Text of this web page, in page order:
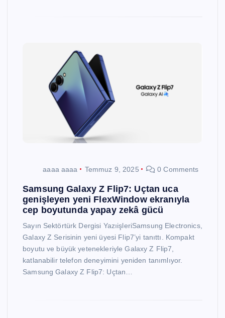
aaaa aaaa Temmuz 9, 2025 0 Comments
Samsung Galaxy Z Flip7: Uçtan uca
genişleyen yeni FlexWindow ekranıyla
cep boyutunda yapay zekâ gücü
Sayın Sektörtürk Dergisi YazıişleriSamsung Electronics,
Galaxy Z Serisinin yeni üyesi Flip7’yi tanıttı. Kompakt
boyutu ve büyük yetenekleriyle Galaxy Z Flip7,
katlanabilir telefon deneyimini yeniden tanımlıyor.
Samsung Galaxy Z Flip7: Uçtan…